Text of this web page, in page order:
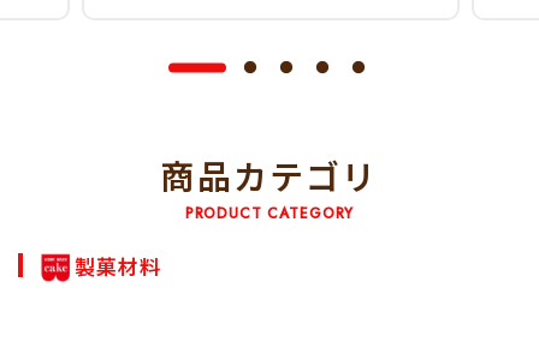
商品カテゴリ
PRODUCT CATEGORY
製菓材料